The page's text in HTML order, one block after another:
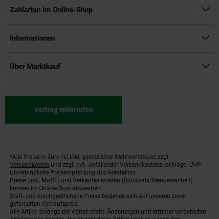
Zahlarten im Online-Shop
Informationen
Über Marktkauf
Vertrag widerrufen
Fußnoten
*Alle Preise in Euro (€) inkl. gesetzlicher Mehrwertsteuer, zzgl.
Versandkosten und zzgl. evtl. anfallender Versandkostenzuschläge. UVP:
Unverbindliche Preisempfehlung des Herstellers.
Preise (inkl. MwSt.) und Verkaufseinheiten (Stückzahl/Mengeneinheit)
können im Online-Shop abweichen.
Statt- und durchgestrichene Preise beziehen sich auf unseren zuvor
geforderten Verkaufspreis.
Alle Artikel solange der Vorrat reicht! Änderungen und Irrtümer vorbehalten.